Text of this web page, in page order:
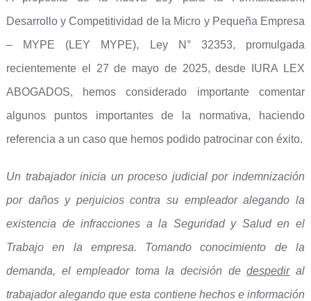
Desarrollo y Competitividad de la Micro y Pequeña Empresa
– MYPE (LEY MYPE), Ley N° 32353, promulgada
recientemente el 27 de mayo de 2025, desde IURA LEX
ABOGADOS, hemos considerado importante comentar
algunos puntos importantes de la normativa, haciendo
referencia a un caso que hemos podido patrocinar con éxito.
Un trabajador inicia un proceso judicial por indemnización
por daños y perjuicios contra su empleador alegando la
existencia de infracciones a la Seguridad y Salud en el
Trabajo en la empresa. Tomando conocimiento de la
demanda, el empleador toma la decisión dedespediral
trabajador alegando que esta contiene hechos e información